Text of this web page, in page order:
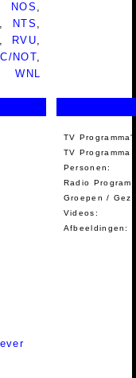
NOS ,
, NTS ,
, RVU,
NOT,
WNL
TV
TV Programma
Personen:
Radio
Groepen /
Videos:
Afbeeldingen: